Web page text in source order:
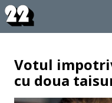
Votul
cu doua